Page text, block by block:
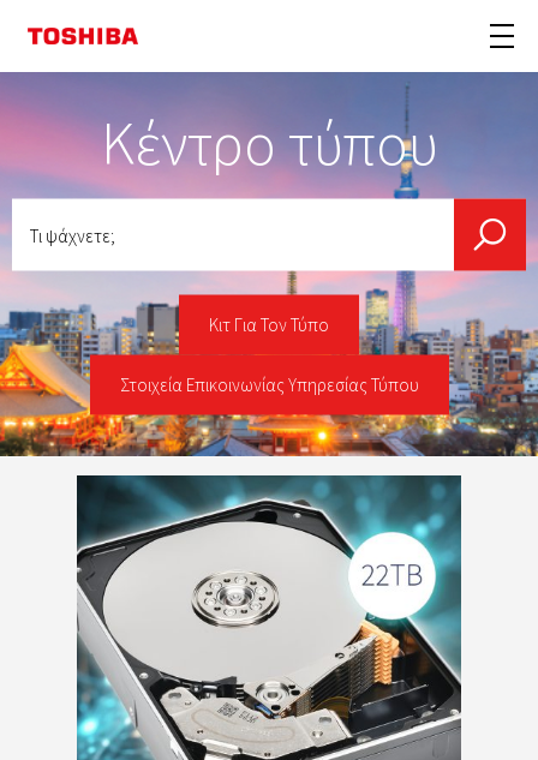
Κέντρο τύπου
Τι
ψάχνετε;
Κιτ Για Τον Τύπο
Στοιχεία Επικοινωνίας Υπηρεσίας Τύπου